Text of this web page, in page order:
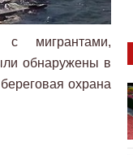
мигрантами,
обнаружены в
охрана